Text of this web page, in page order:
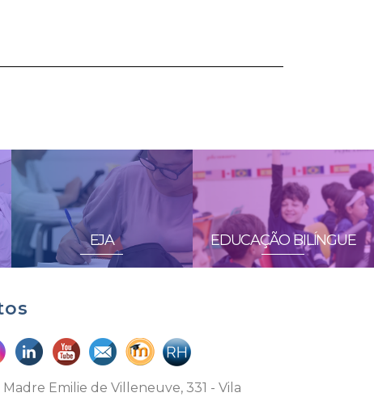
EJA EDUCAÇÃO BILÍNGUE
Madre Emilie de Villeneuve, 331 - Vila